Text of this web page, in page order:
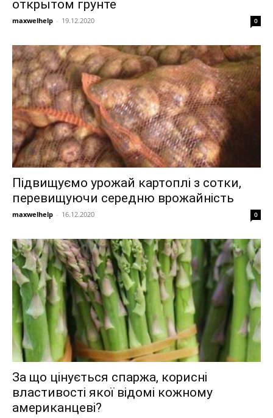
открытом грунте
maxwelhelp - 19.12.2020 0
Підвищуємо урожай картоплі з сотки,
перевищуючи середню врожайність
maxwelhelp - 16.12.2020 0
За що цінується спаржа, корисні
властивості якої відомі кожному
американцеві?